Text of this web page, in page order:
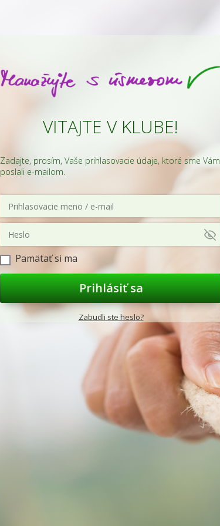
VITAJTE V KLUBE!
Zadajte, prosím, Vaše prihlasovacie údaje, ktoré sme Vám
poslali e-mailom.
Pamätať si ma
Prihlásiť sa
Zabudli ste heslo?